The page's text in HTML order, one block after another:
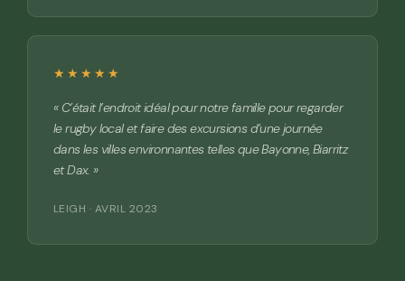
★★★★★
« C’était l’endroit idéal pour notre famille pour regarder
le rugby local et faire des excursions d’une journée
dans les villes environnantes telles que Bayonne, Biarritz
et Dax. »
LEIGH · AVRIL 2023